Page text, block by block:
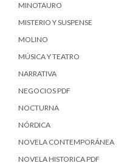
MINOTAURO
MISTERIO Y SUSPENSE
MOLINO
MÚSICA Y TEATRO
NARRATIVA
NEGOCIOS PDF
NOCTURNA
NÓRDICA
NOVELA CONTEMPORÁNEA
NOVELA HISTORICA PDF